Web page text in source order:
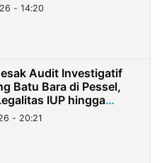
- 14:20
Audit Investigatif
Batu Bara di Pessel,
IUP hingga
- 20:21